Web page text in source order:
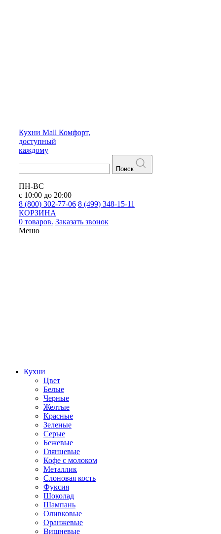
Кухни Mall Комфорт,
доступный
каждому
Поиск
ПН-ВС
с 10:00 до 20:00
8 (800) 302-77-06 8 (499) 348-15-11
КОРЗИНА
0 товаров. Заказать звонок
Меню
Кухни
Цвет
Белые
Черные
Желтые
Красные
Зеленые
Серые
Бежевые
Глянцевые
Кофе с молоком
Металлик
Слоновая кость
Фуксия
Шоколад
Шампань
Оливковые
Оранжевые
Вишневые